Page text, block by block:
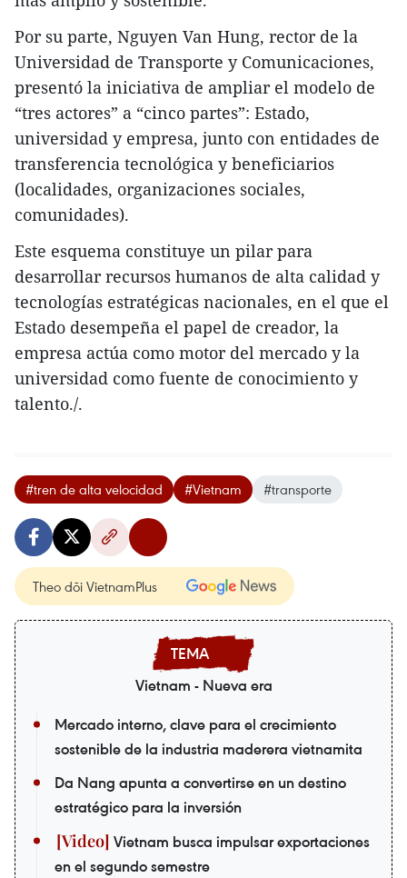
Por su parte, Nguyen Van Hung, rector de la
Universidad de Transporte y Comunicaciones,
presentó la iniciativa de ampliar el modelo de
“tres actores” a “cinco partes”: Estado,
universidad y empresa, junto con entidades de
transferencia tecnológica y beneficiarios
(localidades, organizaciones sociales,
comunidades).
Este esquema constituye un pilar para
desarrollar recursos humanos de alta calidad y
tecnologías estratégicas nacionales, en el que el
Estado desempeña el papel de creador, la
empresa actúa como motor del mercado y la
universidad como fuente de conocimiento y
talento./.
#tren de alta velocidad #Vietnam #transporte
Theo dõi VietnamPlus
Vietnam - Nueva era
Mercado interno, clave para el crecimiento
sostenible de la industria maderera vietnamita
Da Nang apunta a convertirse en un destino
estratégico para la inversión
Vietnam busca impulsar exportaciones
en el segundo semestre